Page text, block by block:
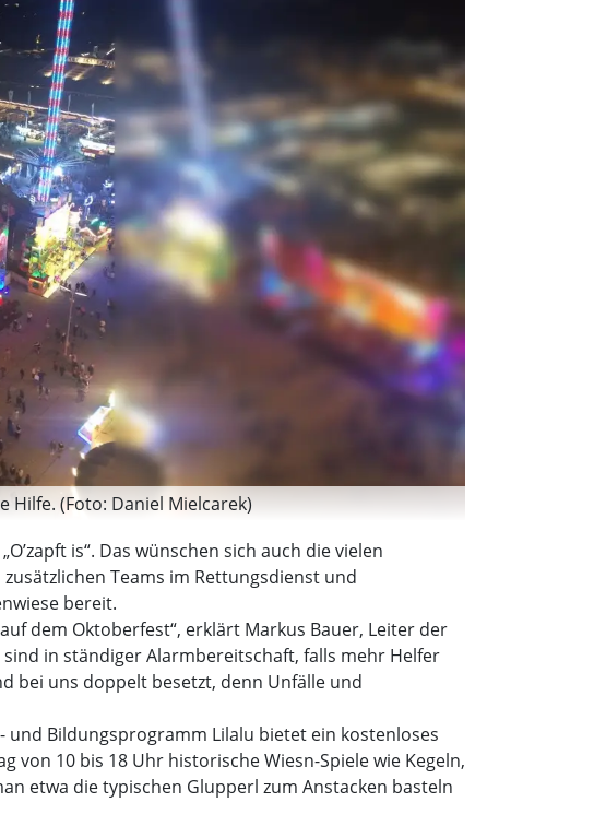
(Foto: Daniel Mielcarek)
is“. Das wünschen sich auch die vielen
Teams im Rettungsdienst und
bereit.
dem Oktoberfest“, erklärt Markus Bauer, Leiter der
in ständiger Alarmbereitschaft, falls mehr Helfer
bei uns doppelt besetzt, denn Unfälle und
und Bildungsprogramm Lilalu bietet ein kostenloses
10 bis 18 Uhr historische Wiesn-Spiele wie Kegeln,
etwa die typischen Glupperl zum Anstacken basteln